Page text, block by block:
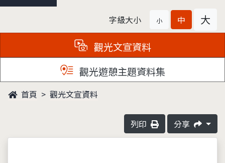
字級大小 小 中 大
觀光文宣資料
觀光遊憩主題資料集
首頁 觀光文宣資料
列印 分享